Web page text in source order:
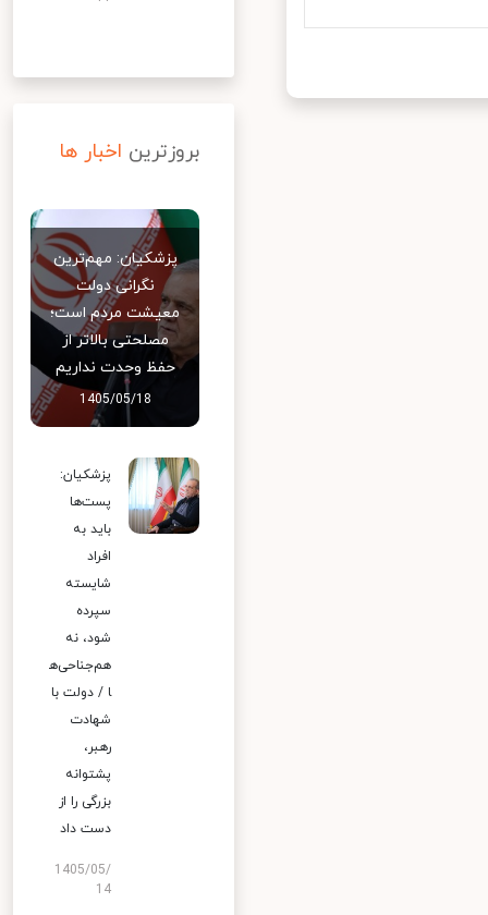
بروزترین اخبار ها
پزشکیان: مهم‌ترین
نگرانی دولت
معیشت مردم است؛
مصلحتی بالاتر از
حفظ وحدت نداریم
1405/05/18
پزشکیان:
پست‌ها
باید به
افراد
شایسته
سپرده
شود، نه
هم‌جناحی‌ه
ا / دولت با
شهادت
رهبر،
پشتوانه
بزرگی را از
دست داد
1405/05/
14